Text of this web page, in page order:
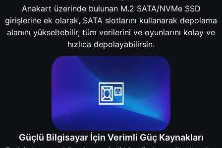
Anakart üzerinde bulunan M.2 SATA/NVMe SSD
girişlerine ek olarak, SATA slotlarını kullanarak depolama
alanını yükseltebilir, tüm verilerini ve oyunlarını kolay ve
hızlıca depolayabilirsin.
Güçlü Bilgisayar İçin Verimli Güç Kaynakları